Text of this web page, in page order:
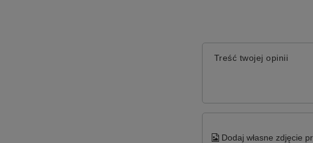
Treść twojej opinii
Dodaj własne zdjęcie